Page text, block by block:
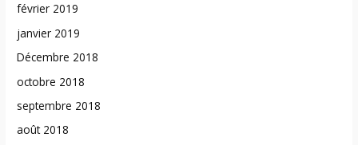
février 2019
janvier 2019
Décembre 2018
octobre 2018
septembre 2018
août 2018